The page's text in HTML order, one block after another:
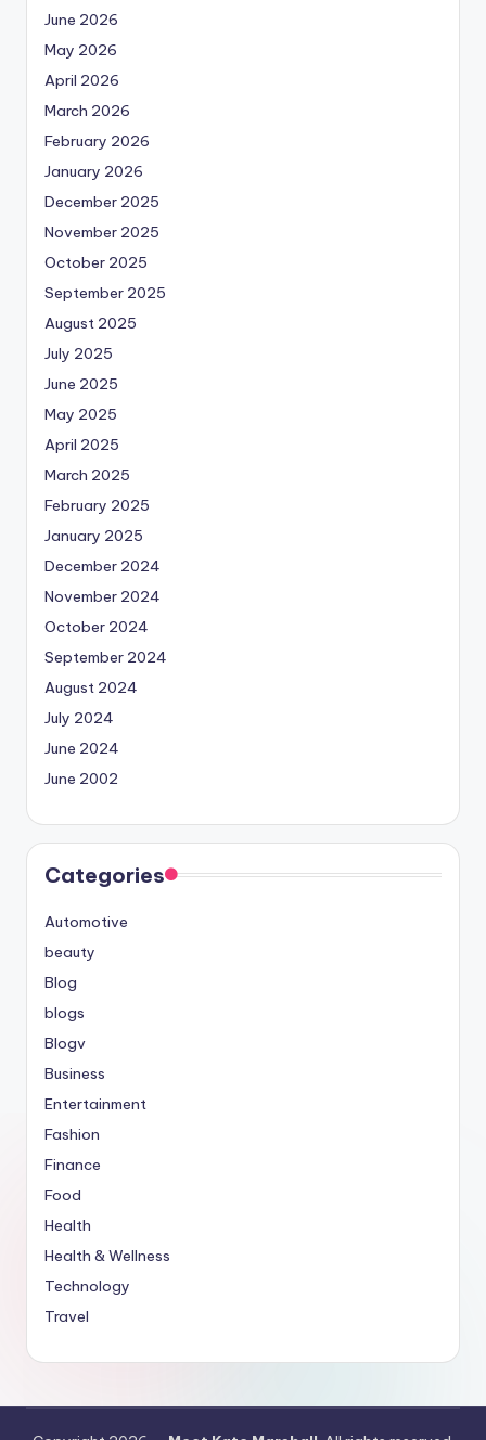
June 2026
May 2026
April 2026
March 2026
February 2026
January 2026
December 2025
November 2025
October 2025
September 2025
August 2025
July 2025
June 2025
May 2025
April 2025
March 2025
February 2025
January 2025
December 2024
November 2024
October 2024
September 2024
August 2024
July 2024
June 2024
June 2002
Categories
Automotive
beauty
Blog
blogs
Blogv
Business
Entertainment
Fashion
Finance
Food
Health
Health & Wellness
Technology
Travel